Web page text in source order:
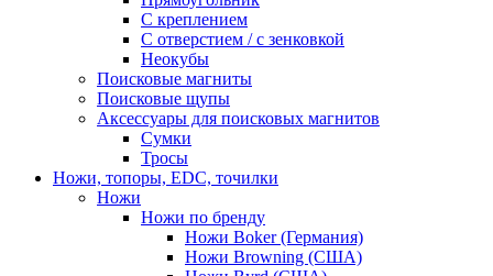
С креплением
С отверстием / с зенковкой
Неокубы
Поисковые магниты
Поисковые щупы
Аксессуары для поисковых магнитов
Сумки
Тросы
Ножи, топоры, EDC, точилки
Ножи
Ножи по бренду
Ножи Boker (Германия)
Ножи Browning (США)